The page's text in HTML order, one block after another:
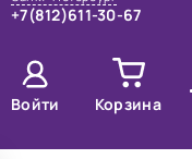
+7(812)611-30-67
Войти Корзина